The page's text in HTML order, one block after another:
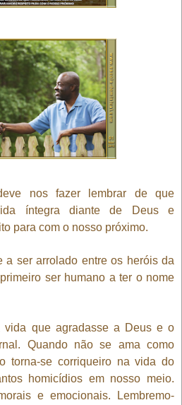
nos fazer lembrar de que
íntegra diante de Deus e
para com o nosso próximo.
a ser arrolado entre os heróis da
ser humano a ter o nome
vida que agradasse a Deus e o
Quando não se ama como
torna-se corriqueiro na vida do
homicídios em nosso meio.
e emocionais. Lembremo-